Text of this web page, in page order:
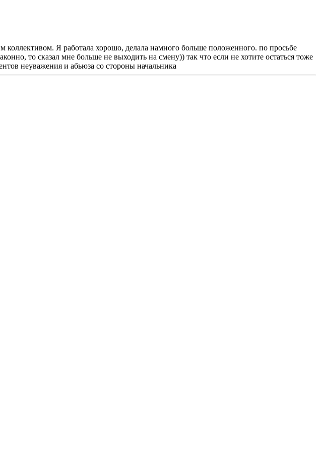
Я работала хорошо, делала намного больше положенного. по просьбе
то сказал мне больше не выходить на смену)) так что если не хотите остаться тоже
неуважения и абьюза со стороны начальника